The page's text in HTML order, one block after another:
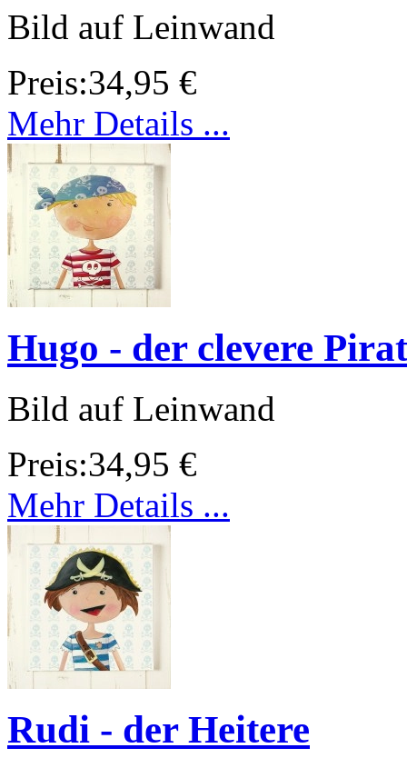
Bild auf Leinwand
Preis:34,95 €
Mehr Details ...
Hugo - der clevere Pirat
Bild auf Leinwand
Preis:34,95 €
Mehr Details ...
Rudi - der Heitere